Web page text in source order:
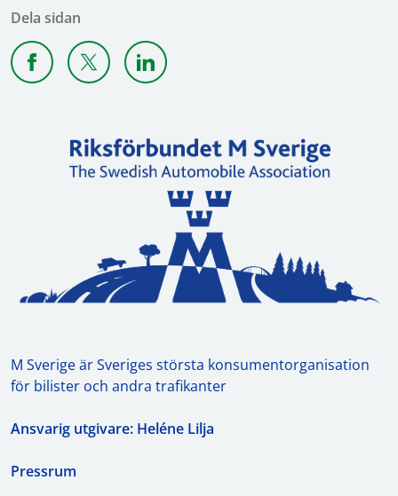
Dela sidan
Dela sidan på Facebook
Dela sidan på XDela sidan på Linkedin
M Sverige är Sveriges största konsumentorganisation
för bilister och andra trafikanter
Ansvarig utgivare: Heléne Lilja
Pressrum